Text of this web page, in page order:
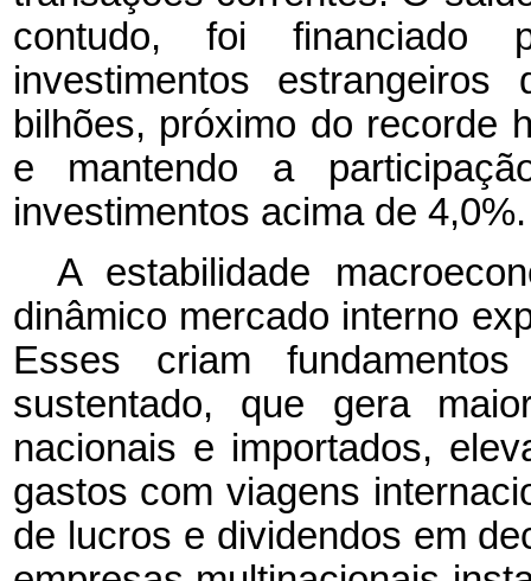
contudo, foi financiado
investimentos
bilhões, próximo do recorde
e mantendo a
investimentos acima de 4,0%.
A estabilidade
dinâmico mercado interno
Esses criam
sustentado, que gera
nacionais e importados,
gastos com viagens
de lucros e dividendos em